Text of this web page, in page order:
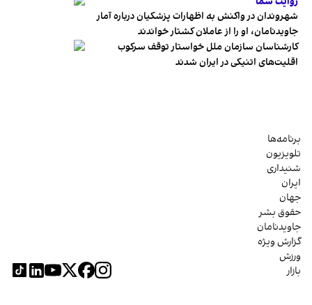
شهروندان در واکنش به اظهارات پزشکیان درباره آمار
جاویدنامان، او را از عاملان کشتار خواندند
کارشناسان سازمان ملل خواستار توقف سرکوب
اقلیت‌های اتنیکی در ایران شدند
برنامه‌ها
تلویزیون
شنیداری
ایران
جهان
حقوق بشر
جاویدنامان
گزارش ویژه
ورزش
بازار